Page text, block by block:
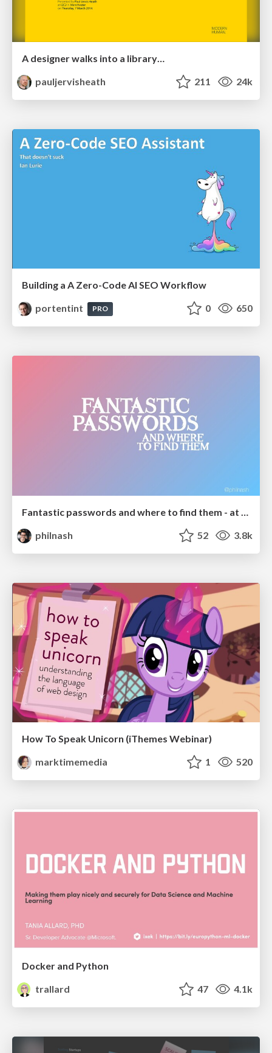
A designer walks into a library…
pauljervisheath
211 24k
Building a A Zero-Code AI SEO Workflow
portentint
PRO 0 650
Fantastic passwords and where to find them - at NoRuKo
philnash
52 3.8k
How To Speak Unicorn (iThemes Webinar)
marktimemedia
1 520
Docker and Python
trallard
47 4.1k